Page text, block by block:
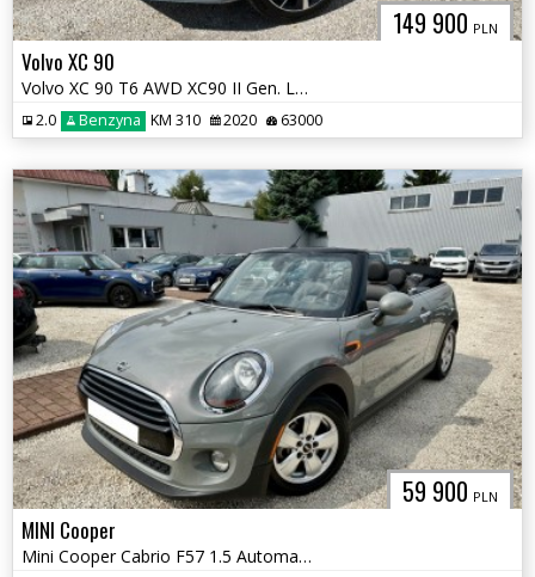
149 900 PLN
Volvo XC 90
Volvo XC 90 T6 AWD XC90 II Gen. LIFT
2.0 Benzyna KM 310 2020 63000
59 900 PLN
MINI Cooper
Mini Cooper Cabrio F57 1.5 Automat !